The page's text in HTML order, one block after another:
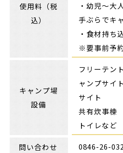
使用料（税
込）
・幼児～大
手ぶらでキ
・食材持ち
※要事前予
キャンプ場
設備
フリーテン
ャンプサイ
サイト
共有炊事棟
トイレなど
問い合わせ 0846-26-